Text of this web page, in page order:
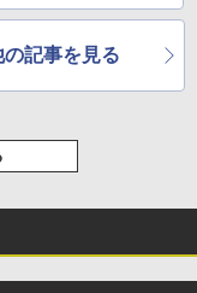
の記事を見る